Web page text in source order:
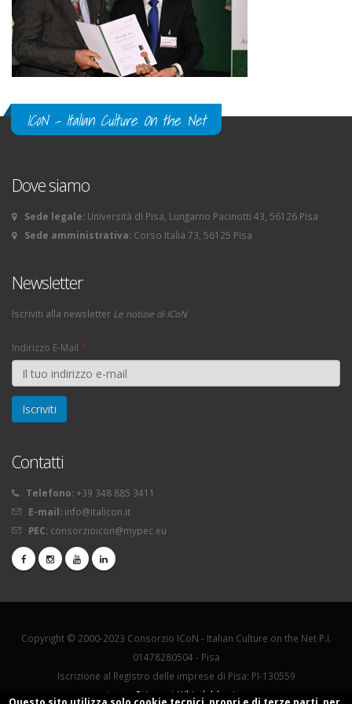
ICoN - Italian Culture On the Net
Dove siamo
Sede legale: Università di Pisa, Lungarno Pacinotti 43, 56126 Pisa
Sede amministrativa: Corso Italia 73, 56125 Pisa
Newsletter
Iscriviti alla newsletter Le notizie di ICoN
Indirizzo E-Mail *
Contatti
Telefono: +39 348 885 3411
E-mail: info@italicon.it
PEC: consorzioicon@mypec.eu
Copyright © 2000-2023 Consorzio ICoN - Italian Culture on the Net P.I.
01478280504 - Pisa
Iscrizione al Registro delle imprese di Pisa: PI-130559
La tua Privacy | Whistleblowing